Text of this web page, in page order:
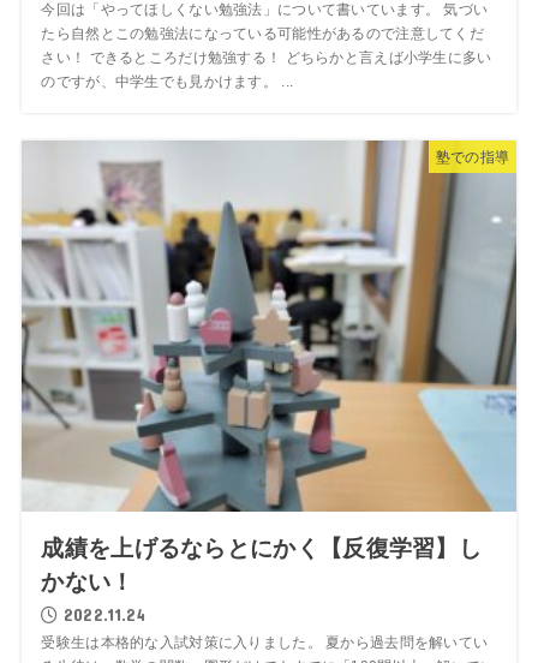
今回は「やってほしくない勉強法」について書いています。 気づい
たら自然とこの勉強法になっている可能性があるので注意してくだ
さい！ できるところだけ勉強する！ どちらかと言えば小学生に多い
のですが、中学生でも見かけます。 ...
塾での指導
成績を上げるならとにかく【反復学習】し
かない！
2022.11.24
受験生は本格的な入試対策に入りました。 夏から過去問を解いてい